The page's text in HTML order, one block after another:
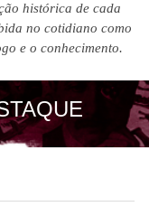
histórica de cada
no cotidiano como
e o conhecimento.